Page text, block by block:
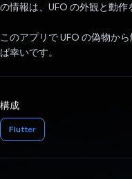
の情報は、UFO の外観と動作
このアプリで UFO の偽物か
ば幸いです。
構成
Flutter